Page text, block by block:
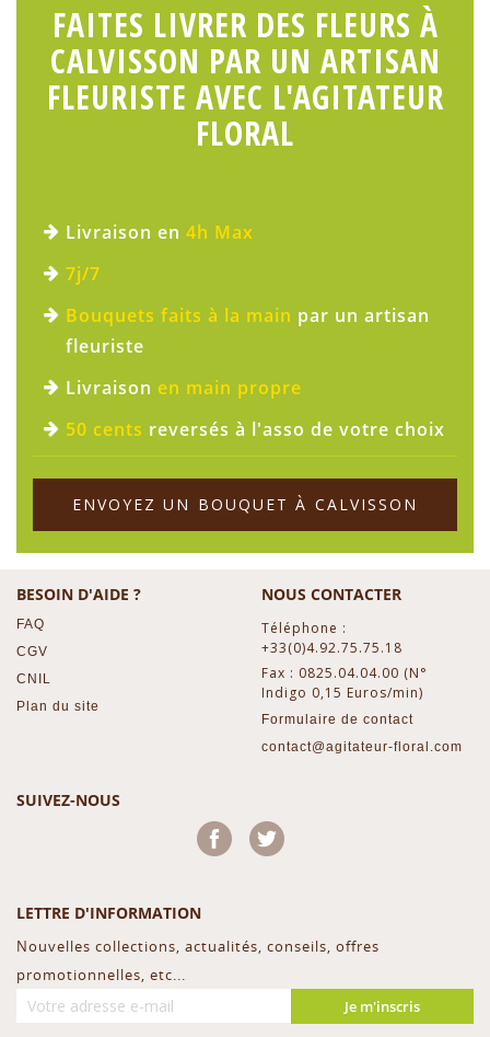
FAITES LIVRER DES FLEURS À
CALVISSON PAR UN ARTISAN
FLEURISTE AVEC L'AGITATEUR
FLORAL
Livraison en 4h Max
7j/7
Bouquets faits à la main par un artisan
fleuriste
Livraison en main propre
50 cents reversés à l'asso de votre choix
ENVOYEZ UN BOUQUET À CALVISSON
BESOIN D'AIDE ?
FAQ
CGV
CNIL
Plan du site
NOUS CONTACTER
Téléphone :
+33(0)4.92.75.75.18
Fax : 0825.04.04.00 (N°
Indigo 0,15 Euros/min)
Formulaire de contact
contact@agitateur-floral.com
SUIVEZ-NOUS
Facebook
LETTRE D'INFORMATION
Nouvelles collections, actualités, conseils, offres
promotionnelles, etc...
Je m'inscris